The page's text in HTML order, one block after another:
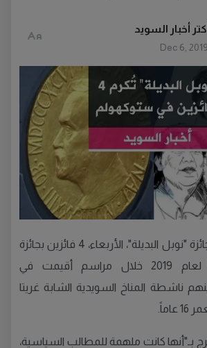
أخبار السويد
Dec 6,
كرمت لجنة تحكيم جائزة "نوبل البديلة"، الأربعاء، 4 فائزين بجائزة
"رايت ليفليهوود" لعام 2019 خلال مراسم أقيمت في
ناشطة المناخ السويدية الشابة غريتا
بـ"أنها كانت ملهمة للمطالب السياسية،